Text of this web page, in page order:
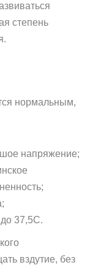
степень
нормальным,
напряжение;
37,5С.
вздутие, без